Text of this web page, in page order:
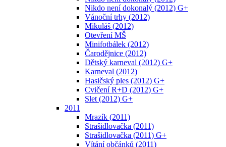
Nikdo není dokonalý (2012) G+
Vánoční trhy (2012)
Mikuláš (2012)
Otevření MŠ
Minifotbálek (2012)
Čarodějnice (2012)
Dětský karneval (2012) G+
Karneval (2012)
Hasičský ples (2012) G+
Cvičení R+D (2012) G+
Slet (2012) G+
2011
Mrazík (2011)
Strašidlovačka (2011)
Strašidlovačka (2011) G+
Vítání občánků (2011)